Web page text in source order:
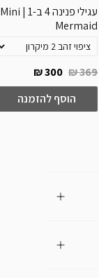
עגילי פנינה 4 ב-1 | Mini
Mermaid
300 ₪
369 ₪
הוסף להזמנה